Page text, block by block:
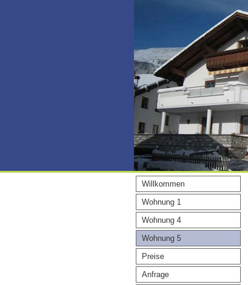
Willkommen
Wohnung 1
Wohnung 4
Wohnung 5
Preise
Anfrage